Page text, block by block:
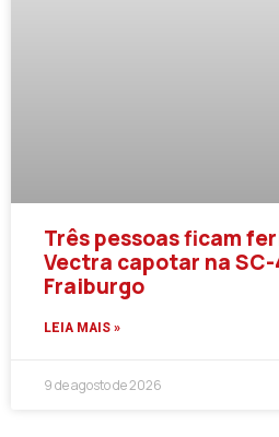
Três pessoas ficam
Vectra capotar na SC-
Fraiburgo
LEIA MAIS »
9 de agosto de 2026